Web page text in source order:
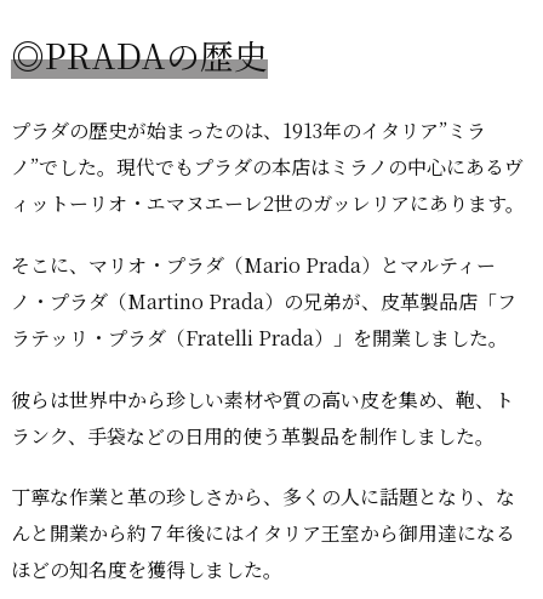
◎PRADAの歴史
プラダの歴史が始まったのは、1913年のイタリア”ミラ
ノ”でした。現代でもプラダの本店はミラノの中心にあるヴ
ィットーリオ・エマヌエーレ2世のガッレリアにあります。
そこに、マリオ・プラダ（Mario Prada）とマルティー
ノ・プラダ（Martino Prada）の兄弟が、皮革製品店「フ
ラテッリ・プラダ（Fratelli Prada）」を開業しました。
彼らは世界中から珍しい素材や質の高い皮を集め、鞄、ト
ランク、手袋などの日用的使う革製品を制作しました。
丁寧な作業と革の珍しさから、多くの人に話題となり、な
んと開業から約７年後にはイタリア王室から御用達になる
ほどの知名度を獲得しました。